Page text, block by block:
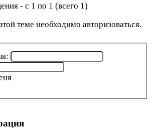
- с 1 по 1 (всего 1)
теме необходимо авторизоваться.